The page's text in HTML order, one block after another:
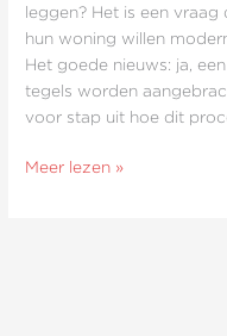
leggen? Het is een vraag
hun woning willen
Het goede nieuws: ja,
tegels worden
voor stap uit hoe dit
Meer lezen »